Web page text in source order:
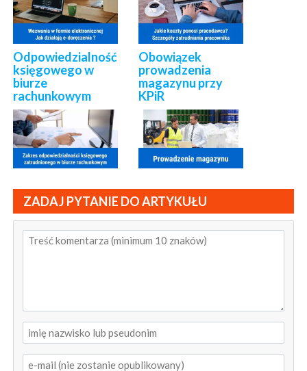
Odpowiedzialność
księgowego w
biurze
rachunkowym
Obowiązek
prowadzenia
magazynu przy
KPiR
ZADAJ PYTANIE DO ARTYKUŁU